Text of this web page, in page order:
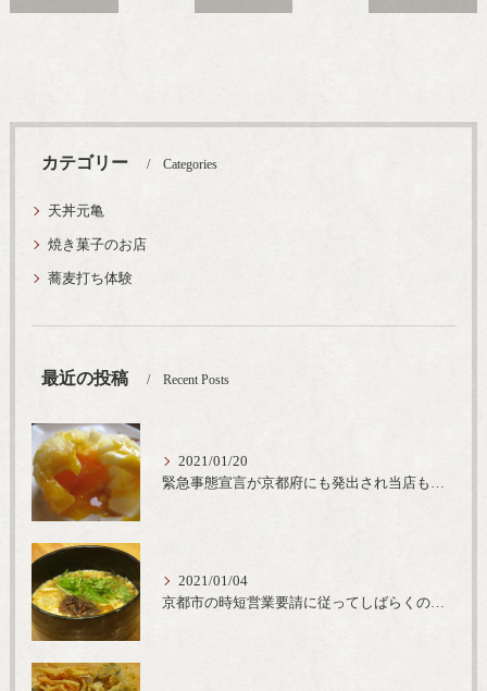
カテゴリー Categories
天丼元亀
焼き菓子のお店
蕎麦打ち体験
最近の投稿 Recent Posts
2021/01/20
2021/01/04
京都市の時短営業要請に従ってしばらくの間20時までの営業とさせていただいております。寒い時期には温かいお蕎麦がおすすめ